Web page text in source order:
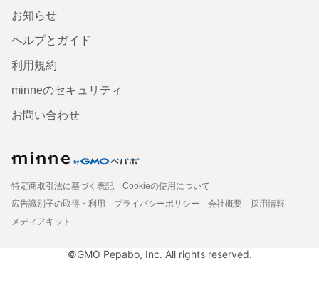
お知らせ
ヘルプとガイド
利用規約
minneのセキュリティ
お問い合わせ
特定商取引法に基づく表記
Cookieの使用について
広告識別子の取得・利用
プライバシーポリシー 会社概要
採用情報
メディアキット
©GMO Pepabo, Inc. All rights reserved.